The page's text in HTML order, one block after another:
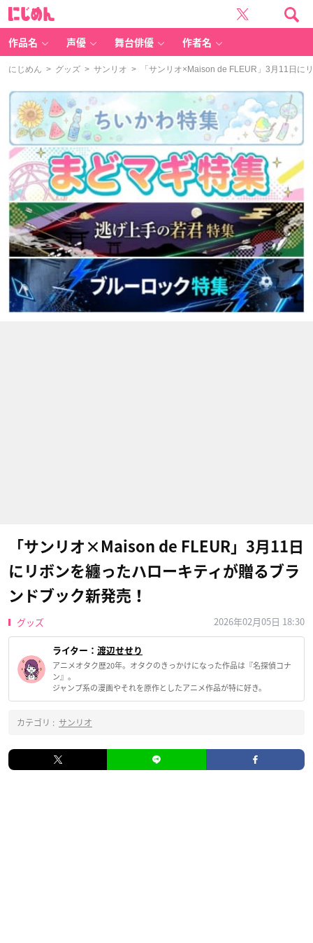
作品名 声優 舞台俳優 作者名
にじめん > グッズ > サンリオ > 「サンリオ×Maison de FLEUR」3月11日に
「サンリオ×Maison de FLEUR」3月11日
にリボンを纏ったハローキティが贈るブラ
ンドブック新発売！
グッズ 2026年02月05日 18:30
ライター： 渡辺せせり
アニメオタク歴20年。オタクのきっかけになった作品は『名探偵コナ
ン』。
ジャンプ系の漫画やそれを原作としたアニメ作品が特に好き。
カテゴリ : サンリオ